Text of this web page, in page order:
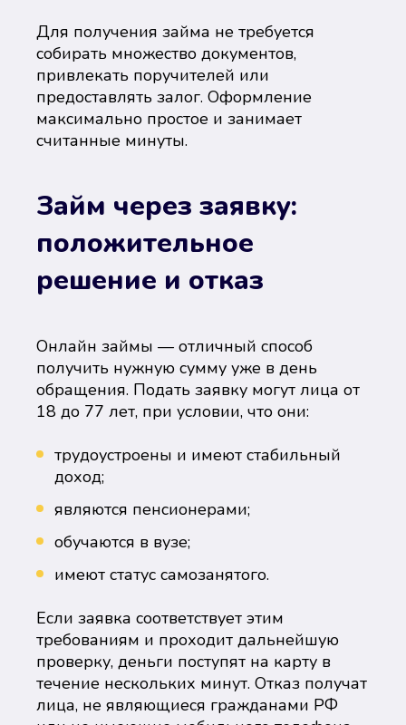
Для получения займа не требуется
собирать множество документов,
привлекать поручителей или
предоставлять залог. Оформление
максимально простое и занимает
считанные минуты.
Займ через заявку:
положительное
решение и отказ
Онлайн займы — отличный способ
получить нужную сумму уже в день
обращения. Подать заявку могут лица от
18 до 77 лет, при условии, что они:
трудоустроены и имеют стабильный
доход;
являются пенсионерами;
обучаются в вузе;
имеют статус самозанятого.
Если заявка соответствует этим
требованиям и проходит дальнейшую
проверку, деньги поступят на карту в
течение нескольких минут. Отказ получат
лица, не являющиеся гражданами РФ